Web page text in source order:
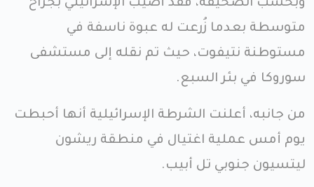
وبحسب الصحيفة، فقد أصيب الإسرائيلي بجراح
متوسطة بعدما زُرعت له عبوة ناسفة في
مستوطنة نتيفوت، حيث تم نقله إلى مستشفى
سوروكا في بئر السبع.
من جانبه، أعلنت الشرطة الإسرائيلية أنها أحبطت
يوم أمس عملية اغتيال في منطقة ريشون
ليتسيون جنوبي تل أبيب.